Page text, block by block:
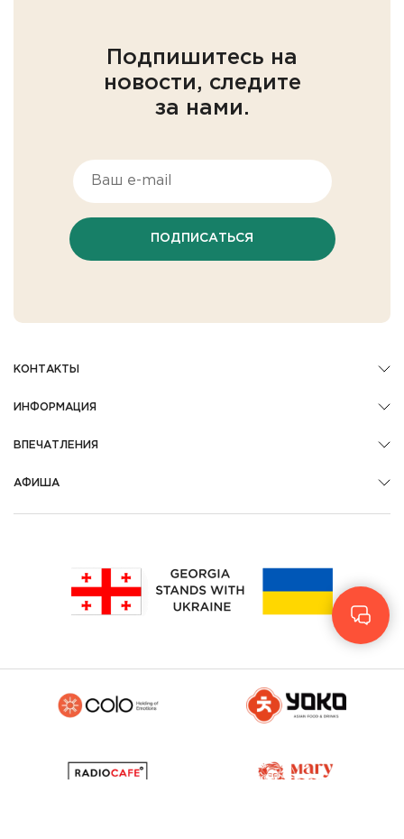
Подпишитесь на
новости, следите
за нами.
ПОДПИСАТЬСЯ
КОНТАКТЫ
ИНФОРМАЦИЯ
ВПЕЧАТЛЕНИЯ
АФИША
Geo